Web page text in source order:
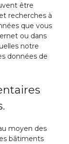
être
recherches à
que vous
ou dans
notre
données de
moyen des
bâtiments